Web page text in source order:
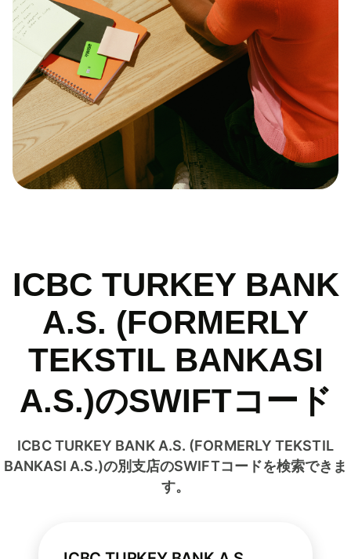
ICBC TURKEY BANK
A.S. (FORMERLY
TEKSTIL BANKASI
A.S.)のSWIFTコード
ICBC TURKEY BANK A.S. (FORMERLY TEKSTIL
BANKASI A.S.)の別支店のSWIFTコードを検索できま
す。